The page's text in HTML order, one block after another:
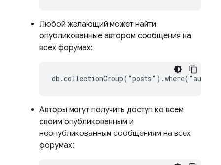
Любой желающий может найти
опубликованные автором сообщения на
всех форумах:
Авторы могут получить доступ ко всем
своим опубликованным и
неопубликованным сообщениям на всех
форумах: